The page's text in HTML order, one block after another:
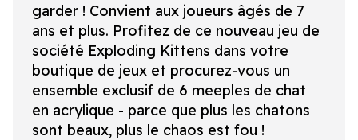
garder ! Convient aux joueurs âgés de 7
ans et plus. Profitez de ce nouveau jeu de
société Exploding Kittens dans votre
boutique de jeux et procurez-vous un
ensemble exclusif de 6 meeples de chat
en acrylique - parce que plus les chatons
sont beaux, plus le chaos est fou !